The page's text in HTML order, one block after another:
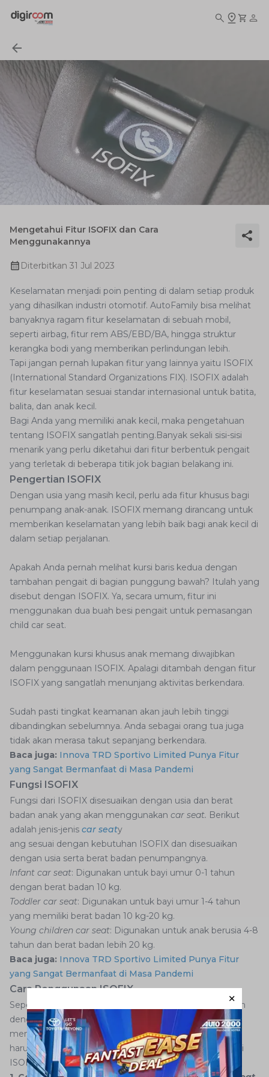
Mengetahui Fitur ISOFIX dan Cara
Menggunakannya
Diterbitkan 31 Jul 2023
Keselamatan menjadi poin penting di dalam setiap produk
yang dihasilkan industri otomotif. AutoFamily bisa melihat
banyaknya ragam fitur keselamatan di sebuah mobil,
seperti airbag, fitur rem ABS/EBD/BA, hingga struktur
kerangka bodi yang memberikan perlindungan lebih.
Tapi jangan pernah lupakan fitur yang lainnya yaitu ISOFIX
(International Standard Organizations FIX). ISOFIX adalah
fitur keselamatan sesuai standar internasional untuk batita,
balita, dan anak kecil.
Bagi Anda yang memiliki anak kecil, maka pengetahuan
tentang ISOFIX sangatlah penting.Banyak sekali sisi-sisi
menarik yang perlu diketahui dari fitur berbentuk pengait
yang terletak di beberapa titik jok bagian belakang ini.
Pengertian ISOFIX
Dengan usia yang masih kecil, perlu ada fitur khusus bagi
penumpang anak-anak. ISOFIX memang dirancang untuk
memberikan keselamatan yang lebih baik bagi anak kecil di
dalam setiap perjalanan.
Apakah Anda pernah melihat kursi baris kedua dengan
tambahan pengait di bagian punggung bawah? Itulah yang
disebut dengan ISOFIX. Ya, secara umum, fitur ini
menggunakan dua buah besi pengait untuk pemasangan
child car seat.
Menggunakan kursi khusus anak memang diwajibkan
dalam penggunaan ISOFIX. Apalagi ditambah dengan fitur
ISOFIX yang sangatlah menunjang aktivitas berkendara.
Sudah pasti tingkat keamanan akan jauh lebih tinggi
dibandingkan sebelumnya. Anda sebagai orang tua juga
tidak akan merasa takut sepanjang berkendara.
Baca juga: Innova TRD Sportivo Limited Punya Fitur
yang Sangat Bermanfaat di Masa Pandemi
Fungsi ISOFIX
Fungsi dari ISOFIX disesuaikan dengan usia dan berat
badan anak yang akan menggunakan car seat. Berikut
adalah jenis-jenis car seaty
ang sesuai dengan kebutuhan ISOFIX dan disesuaikan
dengan usia serta berat badan penumpangnya.
Infant car seat: Digunakan untuk bayi umur 0-1 tahun
dengan berat badan 10 kg.
Toddler car seat: Digunakan untuk bayi umur 1-4 tahun
yang memiliki berat badan 10 kg-20 kg.
Young children car seat: Digunakan untuk anak berusia 4-8
tahun dan berat badan lebih 20 kg.
Baca juga: Innova TRD Sportivo Limited Punya Fitur
yang Sangat Bermanfaat di Masa Pandemi
Cara Penggunaan ISOFIX
Seperti yang sudah dijelaskan, ISOFIX bisa dimanfaatkan
dengan menggunakan
child car seat
. Namun, untuk
membeli kursi mobil anak terdapat beberapa hal yang
harus diperhatikan. Berikut adalah cara penggunaan dari
ISOFIX yang benar.